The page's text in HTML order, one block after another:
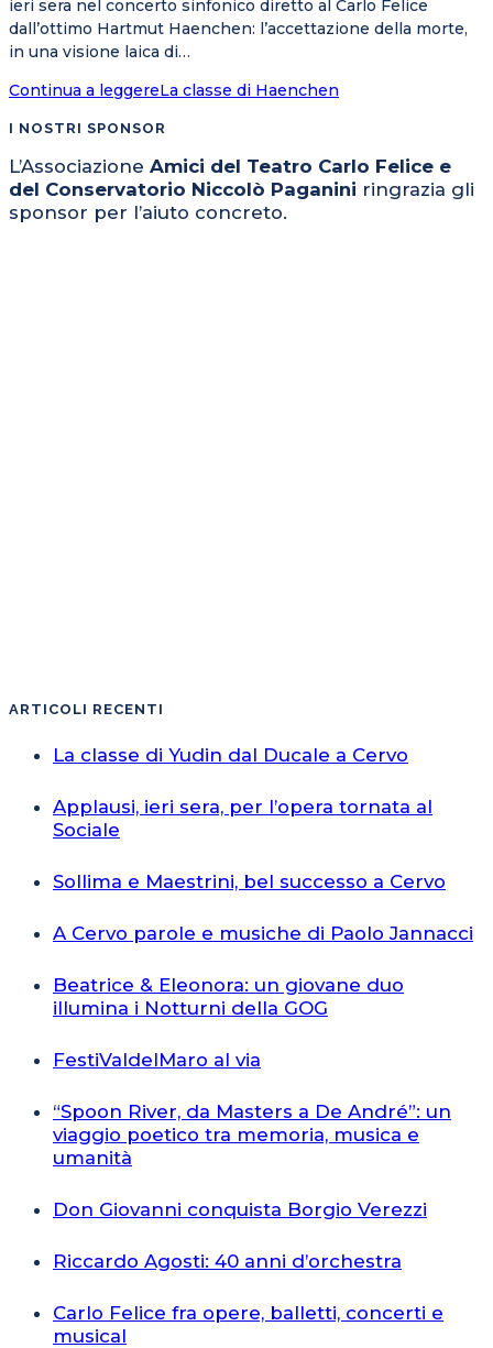
ieri sera nel concerto sinfonico diretto al Carlo Felice
dall’ottimo Hartmut Haenchen: l’accettazione della morte,
in una visione laica di…
Continua a leggereLa classe di Haenchen
I NOSTRI SPONSOR
L’Associazione Amici del Teatro Carlo Felice e
del Conservatorio Niccolò Paganini ringrazia gli
sponsor per l’aiuto concreto.
ARTICOLI RECENTI
La classe di Yudin dal Ducale a Cervo
Applausi, ieri sera, per l’opera tornata al
Sociale
Sollima e Maestrini, bel successo a Cervo
A Cervo parole e musiche di Paolo Jannacci
Beatrice & Eleonora: un giovane duo
illumina i Notturni della GOG
FestiValdelMaro al via
“Spoon River, da Masters a De André”: un
viaggio poetico tra memoria, musica e
umanità
Don Giovanni conquista Borgio Verezzi
Riccardo Agosti: 40 anni d’orchestra
Carlo Felice fra opere, balletti, concerti e
musical